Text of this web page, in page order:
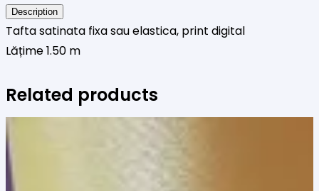
Description
Tafta satinata fixa sau elastica, print digital
Lățime 1.50 m
Related products